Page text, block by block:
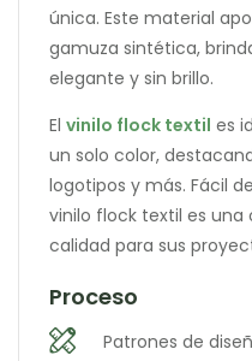
única. Este material
gamuza sintética,
elegante y sin brillo.
El vinilo flock textil es
un solo color,
logotipos y más. Fácil
vinilo flock textil es
calidad para sus
Proceso
Patrones de